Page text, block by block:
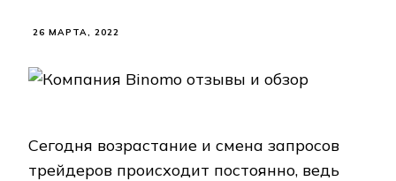
26 МАРТА, 2022
Сегодня возрастание и смена запросов
трейдеров происходит постоянно, ведь